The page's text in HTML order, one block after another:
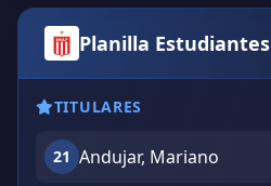
Planilla Estudiantes
TITULARES
21 Andujar, Mariano